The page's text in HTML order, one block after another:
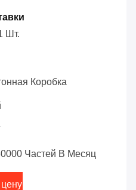
Шт.
Коробка
Частей В Месяц